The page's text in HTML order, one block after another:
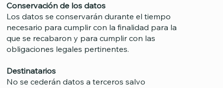
Conservación de los datos
Los datos se conservarán durante el tiempo
necesario para cumplir con la finalidad para la
que se recabaron y para cumplir con las
obligaciones legales pertinentes.
Destinatarios
No se cederán datos a terceros salvo